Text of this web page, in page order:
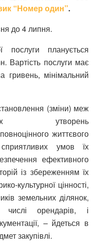
“Номер один”.
до 4 липня.
послуги планується
Вартість послуги має
гривень, мінімальний
(зміни) меж
утворень
життєвого
умов їх
ефективного
із збереженням їх
культурної цінності,
земельних ділянок,
числі орендарів, і
– йдеться в
закупівлі.